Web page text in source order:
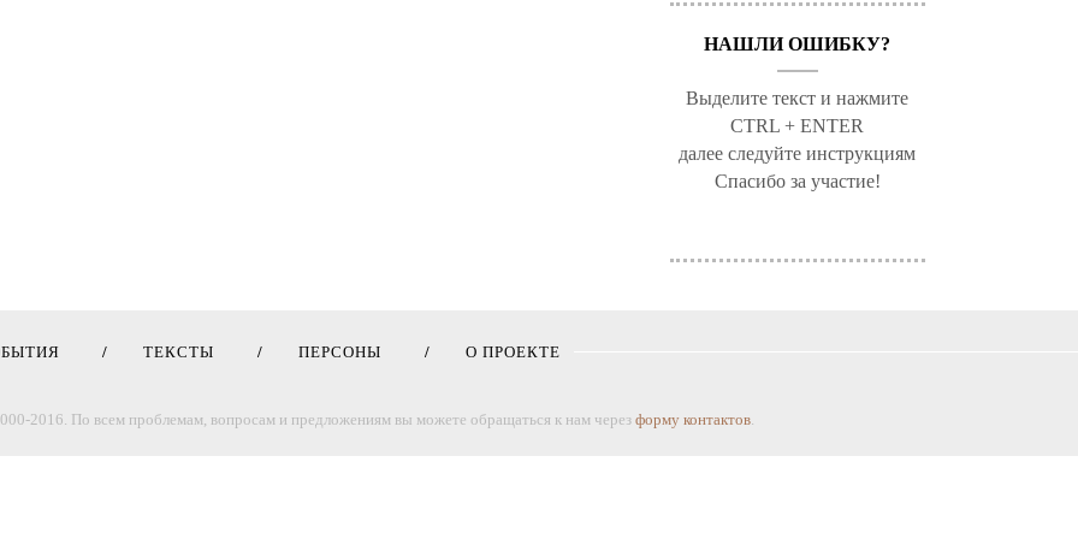
НАШЛИ ОШИБКУ?
Выделите текст и нажмите
CTRL + ENTER
далее следуйте инструкциям
Спасибо за участие!
ТЕКСТЫ ПЕРСОНЫ О ПРОЕКТЕ
2016. По всем проблемам, вопросам и предложениям вы можете обращаться к нам через форму контактов.